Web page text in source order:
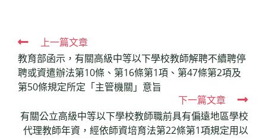
Read
more
articles
上一篇文章
教育部函示，有關高級中等以下學校教師解聘不續聘停
聘或資遣辦法第10條、第16條第1項、第47條第2項及
第50條規定所定「主管機關」意旨
下一篇文章
有關公立高級中等以下學校教師職前具有偏遠地區學校
代理教師年資，經依師資培育法第22條第1項規定用以